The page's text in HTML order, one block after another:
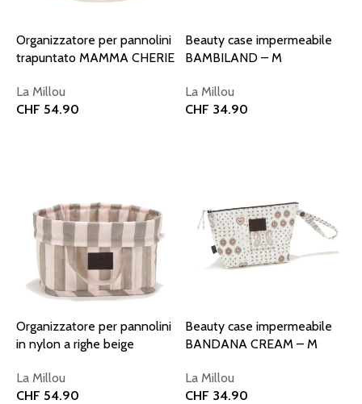
Organizzatore per pannolini
trapuntato MAMMA CHERIE
La Millou
CHF 54.90
Beauty case impermeabile
BAMBILAND – M
La Millou
CHF 34.90
Organizzatore per pannolini
in nylon a righe beige
La Millou
CHF 54.90
Beauty case impermeabile
BANDANA CREAM – M
La Millou
CHF 34.90